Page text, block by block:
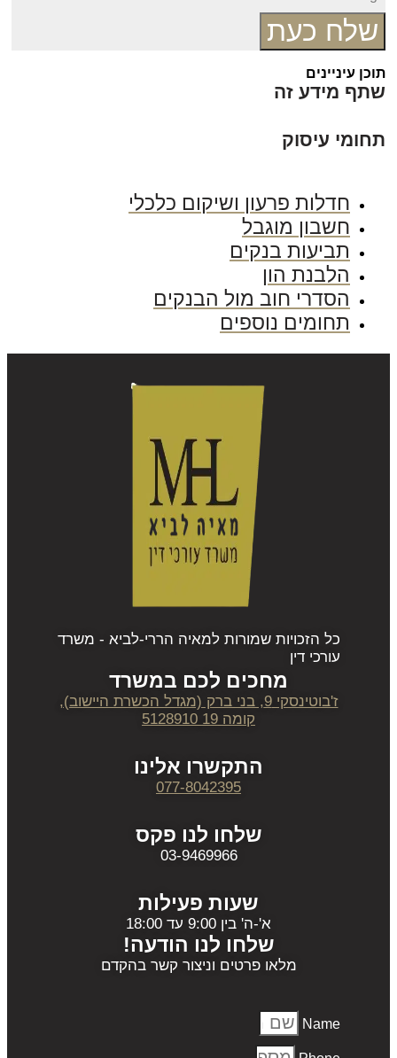
שלח כעת
עיניינים
מידע זה
עיסוק
חדלות פרעון ושיקום כלכלי
חשבון מוגבל
תביעות בנקים
הלבנת הון
הסדרי חוב מול הבנקים
תחומים נוספים
כל הזכויות שמורות למאיה הררי-לביא - משרד
עורכי דין
מחכים לכם במשרד
ז'בוטינסקי 9, בני ברק (מגדל הכשרת היישוב),
קומה 19 5128910
התקשרו אלינו
077-8042395
שלחו לנו פקס
03-9469966
שעות פעילות
א'-ה' בין 9:00 עד 18:00
שלחו לנו הודעה!
מלאו פרטים וניצור קשר בהקדם
Name